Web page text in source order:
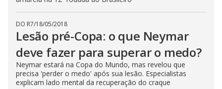
DO R7/18/05/2018
Lesão pré-Copa: o que Neymar
deve fazer para superar o medo?
Neymar estará na Copa do Mundo, mas revelou que
precisa 'perder o medo' após sua lesão. Especialistas
explicam lado mental da recuperação do craque